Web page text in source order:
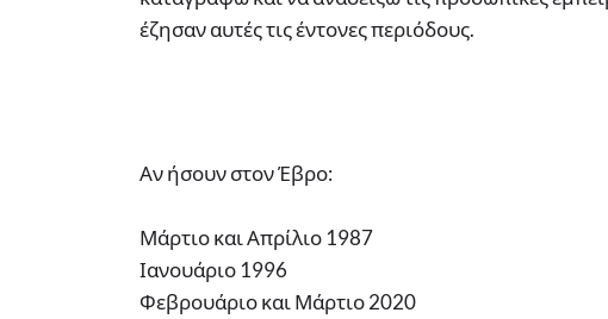
έζησαν αυτές τις έντονες περιόδους.
Αν ήσουν στον Έβρο:
Μάρτιο και Απρίλιο 1987
Ιανουάριο 1996
Φεβρουάριο και Μάρτιο 2020